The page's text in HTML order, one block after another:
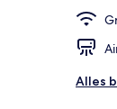
Alles